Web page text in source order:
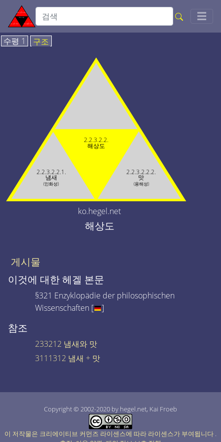
☰
수평 1 구조
2.2.3.2.2.
해상도
2.2.3.2.2.1.
냄새
(인화성)
2.2.3.2.2.2.
맛
(용해성)
ko.hegel.net
해상도
게시물
이것에 대한 헤겔 본문
§321 Enzyklopädie der philosophischen
Wissenschaften [
]
참조
233212 냄새와 맛
3111312 냄새 + 맛
Copyright © 2002-2020 by hegel.net, Kai Froeb
이 저작물은 크리에이티브 커먼즈 라이센스에 따라 라이센스가 부여됩니다 .